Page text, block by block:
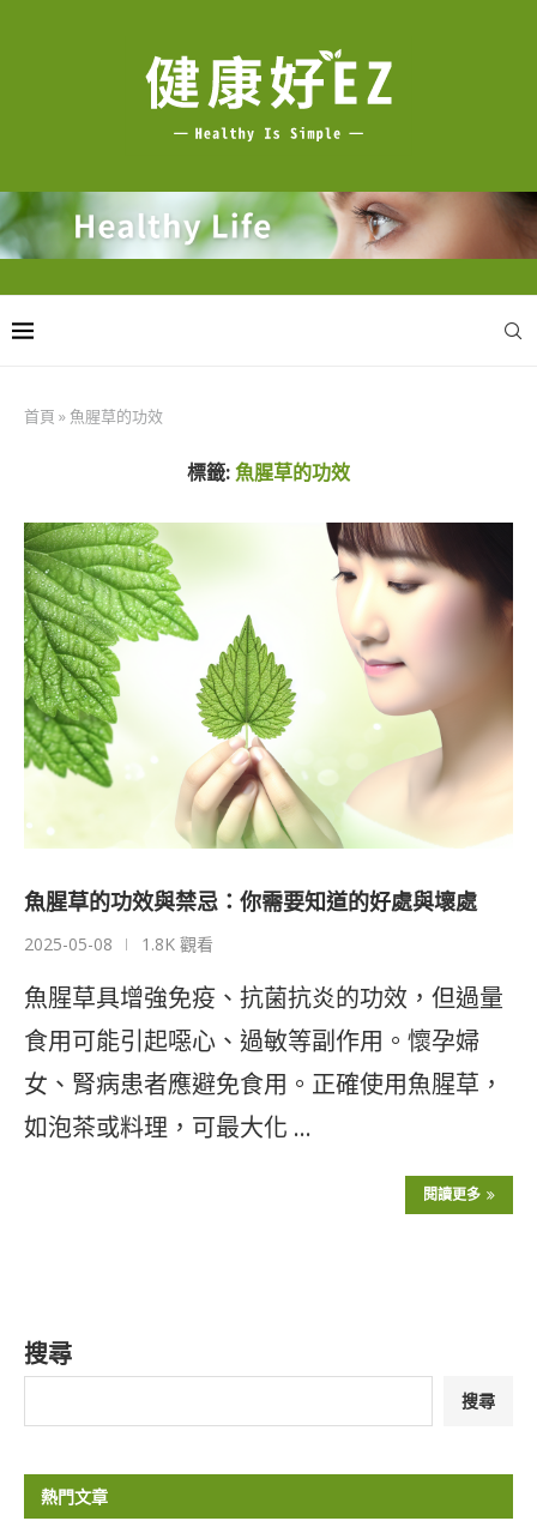
首頁 » 魚腥草的功效
標籤:魚腥草的功效
魚腥草的功效與禁忌：你需要知道的好處與壞處
2025-05-08 1.8K 觀看
魚腥草具增強免疫、抗菌抗炎的功效，但過量
食用可能引起噁心、過敏等副作用。懷孕婦
女、腎病患者應避免食用。正確使用魚腥草，
如泡茶或料理，可最大化 …
閱讀更多
搜尋
搜尋
熱門文章